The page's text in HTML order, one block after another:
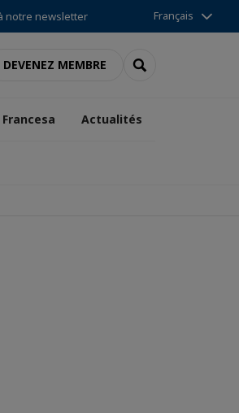
notre newsletter Français
DEVENEZ MEMBRE RECHERCHER
Actualités